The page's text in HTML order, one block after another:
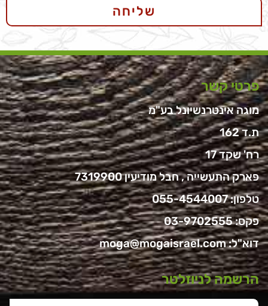
שליחה
פרטי קשר
מוגה אינטרנשיונל בע"מ
ת.ד 162
רח' שקד 17
פארק התעשייה , חבל מודיעין 7319900
טלפון:055-4544007
פקס: 03-9702555
דוא"ל:moga@mogaisrael.com
הרשמה לניוזלטר